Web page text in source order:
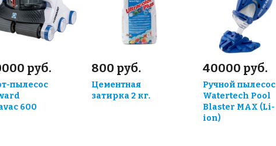
руб.
пылесос
600
800 руб.
Цементная
затирка 2 кг.
40000 руб.
Ручной пылесос
Watertech Pool
Blaster MAX (Li-
ion)